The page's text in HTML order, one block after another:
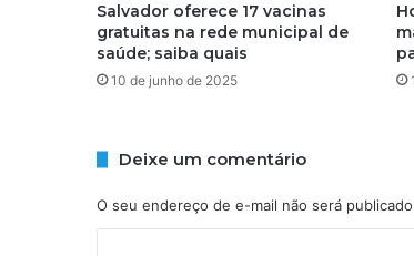
Salvador oferece 17 vacinas
gratuitas na rede municipal de
saúde; saiba quais
10 de junho de 2025
Deixe um comentário
O seu endereço de e-mail não será